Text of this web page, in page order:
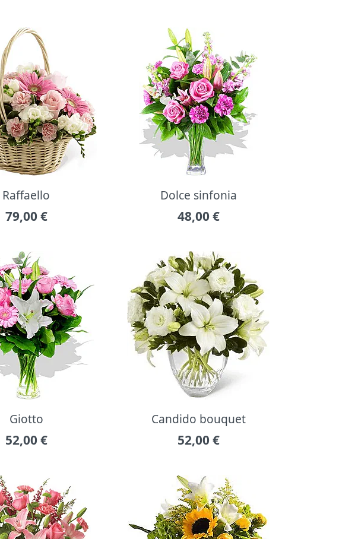
Raffaello
79,00 €
Dolce sinfonia
48,00 €
Giotto
52,00 €
Candido bouquet
52,00 €